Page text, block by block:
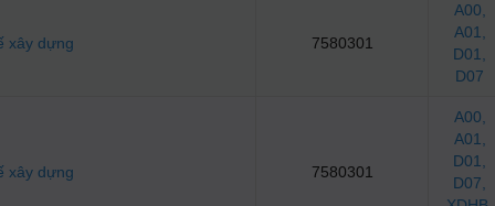
xây dựng 7580301
A00
A01
D01
D07
xây dựng 7580301
A00
A01
D01
D07